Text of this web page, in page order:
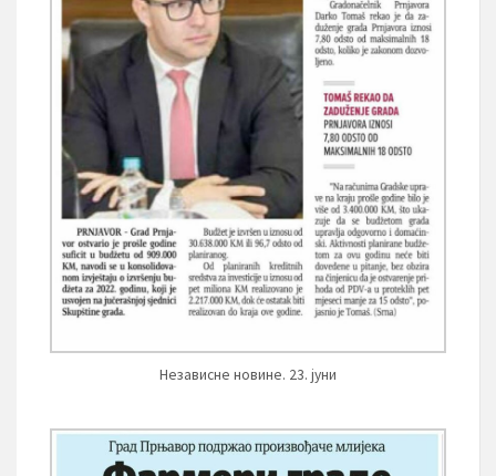
Независне новине. 23. јуни